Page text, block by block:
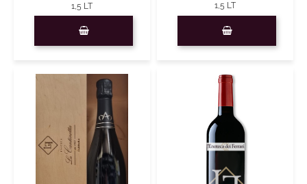
1,5 LT 1,5 LT